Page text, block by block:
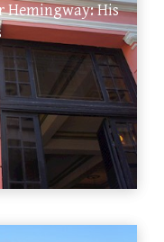
Hemingway: His